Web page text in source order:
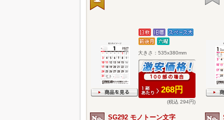
大きさ：535x380mm
268円
(税込 294円)
SG292 モノトーン文字